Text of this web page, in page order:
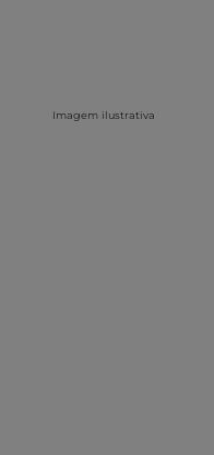
Imagem ilustrativa